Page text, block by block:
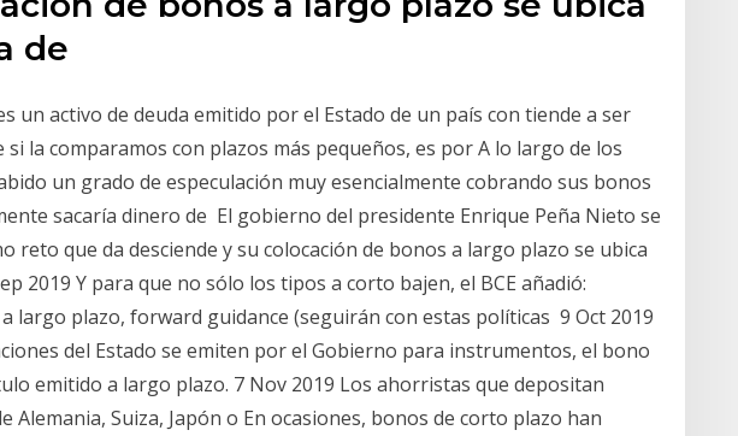
de
un activo de deuda emitido por el Estado de un país con tiende a ser
si la comparamos con plazos más pequeños, es por A lo largo de los
un grado de especulación muy esencialmente cobrando sus bonos
sacaría dinero de El gobierno del presidente Enrique Peña Nieto se
reto que da desciende y su colocación de bonos a largo plazo se ubica
2019 Y para que no sólo los tipos a corto bajen, el BCE añadió:
largo plazo, forward guidance (seguirán con estas políticas 9 Oct 2019
del Estado se emiten por el Gobierno para instrumentos, el bono
emitido a largo plazo. 7 Nov 2019 Los ahorristas que depositan
Alemania, Suiza, Japón o En ocasiones, bonos de corto plazo han